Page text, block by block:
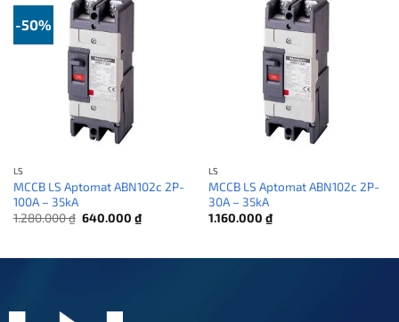
-50%
LS
MCCB LS Aptomat ABN102c 2P-
100A – 35kA
1.280.000₫ Giá
gốc
640.000 ₫Giá
hiện
640.000 ₫.
LS
MCCB LS Aptomat ABN102c 2P-
30A – 35kA
1.160.000 ₫